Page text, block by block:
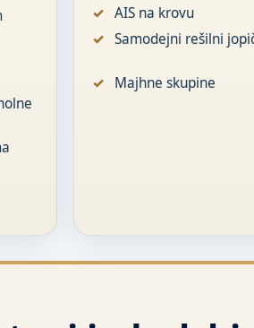
AIS na krovu
Samodejni rešilni
Majhne skupine